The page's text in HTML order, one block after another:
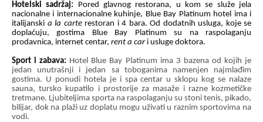
Hotelski sadržaj: Pored glavnog restorana, u kom se služe jela
nacionalne i internacionalne kuhinje, Blue Bay Platinum hotel ima i
italijanski a la carterestoran i 4 bara. Od dodatnih usluga, koje se
doplaćuju, gostima Blue Bay Platinum su na raspolaganju
prodavnica, internet centar, rent a cari usluge doktora.
Sport i zabava: Hotel Blue Bay Platinum ima 3 bazena od kojih je
jedan unutrašnji i jedan sa toboganima namenjen najmlađim
gostima. U ponudi hotela je i spa centar u sklopu kog se nalaze
sauna, tursko kupatilo i prostorije za masaže i razne kozmetičke
tretmane. Ljubiteljima sporta na raspolaganju su stoni tenis, pikado,
bilijar, dok na plaži uz doplatu mogu uživati u raznim sportovima na
vodi.